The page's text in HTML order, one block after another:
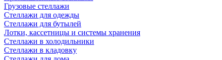
Грузовые стеллажи
Стеллажи для одежды
Стеллажи для бутылей
Лотки, кассетницы и системы хранения
Стеллажи в холодильники
Стеллажи в кладовку